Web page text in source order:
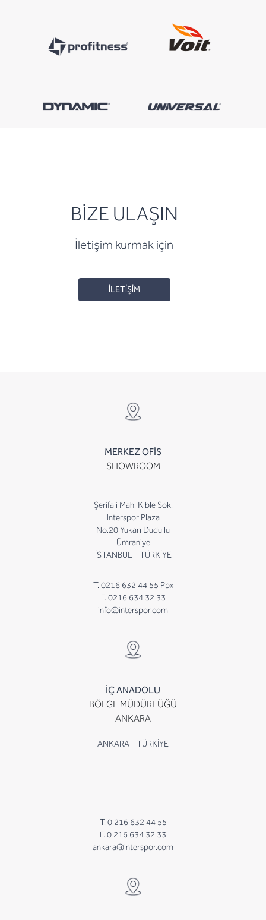
BİZE ULAŞIN
İletişim kurmak için
İLETİŞİM
MERKEZ OFİS
SHOWROOM
Şerifali Mah. Kıble Sok.
Interspor Plaza
No.20 Yukarı Dudullu
Ümraniye
İSTANBUL - TÜRKİYE
T. 0216 632 44 55 Pbx
F. 0216 634 32 33
info@interspor.com
İÇ ANADOLU
BÖLGE MÜDÜRLÜĞÜ
ANKARA
ANKARA - TÜRKİYE
T. 0 216 632 44 55
F. 0 216 634 32 33
ankara@interspor.com